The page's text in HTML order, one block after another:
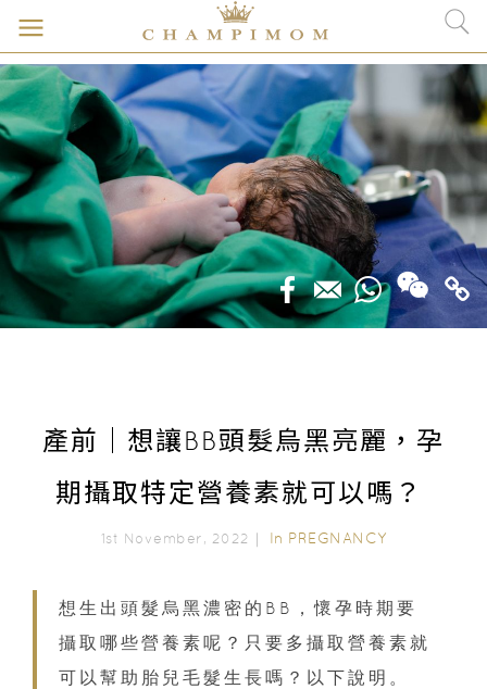
產前｜想讓BB頭髮烏黑亮麗，孕
期攝取特定營養素就可以嗎？
1st November, 2022｜ In PREGNANCY
想生出頭髮烏黑濃密的BB，懷孕時期要
攝取哪些營養素呢？只要多攝取營養素就
可以幫助胎兒毛髮生長嗎？以下說明。